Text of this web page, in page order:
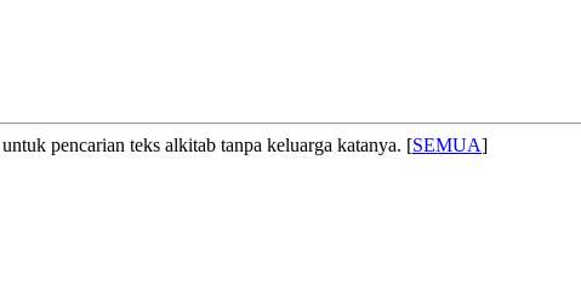
untuk pencarian teks alkitab tanpa keluarga katanya. [SEMUA]